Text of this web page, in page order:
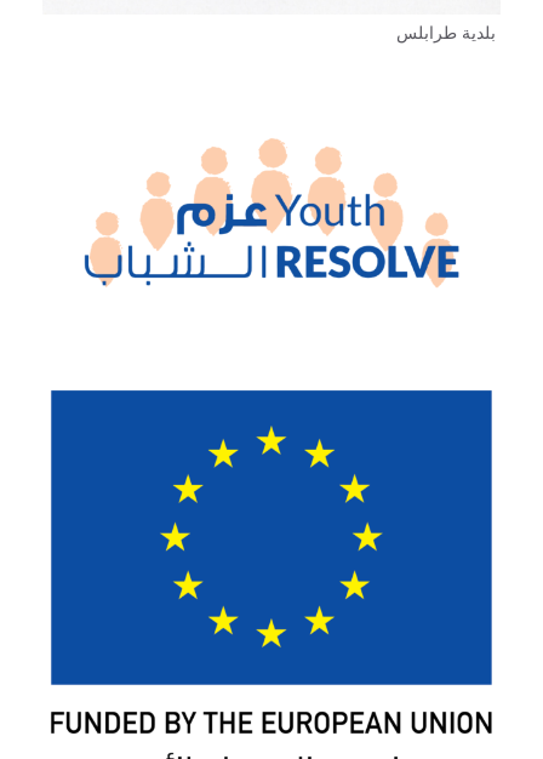
بلدية طرابلس